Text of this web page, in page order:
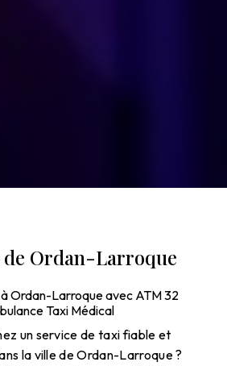
Ordan-Larroque
Ordan-Larroque avec ATM 32
Taxi Médical
un service de taxi fiable et
la ville de Ordan-Larroque ?